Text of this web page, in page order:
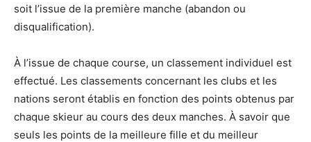
soit l’issue de la première manche (abandon ou
disqualification).
À l’issue de chaque course, un classement individuel est
effectué. Les classements concernant les clubs et les
nations seront établis en fonction des points obtenus par
chaque skieur au cours des deux manches. À savoir que
seuls les points de la meilleure fille et du meilleur